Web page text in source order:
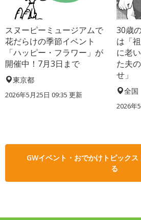
スヌーピーミュージアムで
花だらけの季節イベント
「ハッピー・フラワー」が
開催中！7月3日まで
東京都
2026年5月25日 09:35 更新
30歳
は「
に老
た夫
せ」
全国
2026年
GWイベント・おでかけトピック
る